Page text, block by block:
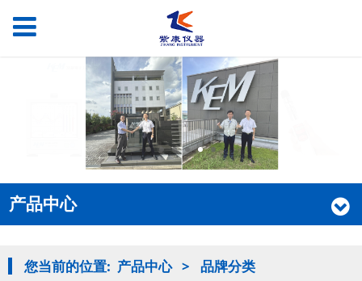
产品中心
您当前的位置: 产品中心 > 品牌分类